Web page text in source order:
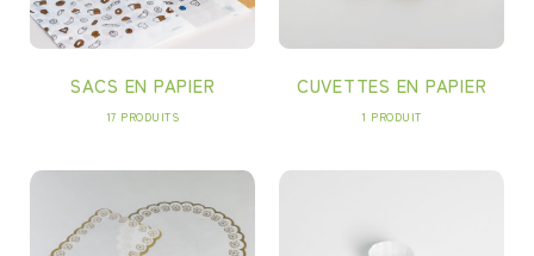
SACS EN PAPIER
17 PRODUITS
CUVETTES EN PAPIER
1 PRODUIT